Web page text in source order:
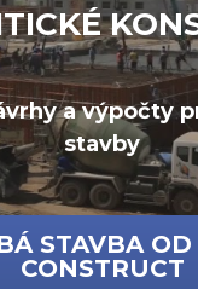
INOVACE
a výpočty
stavby
STAVBA OD
CONSTRUCT